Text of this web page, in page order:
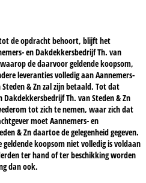
de opdracht behoort, blijft het
en Dakdekkersbedrijf Th. van
de daarvoor geldende koopsom,
leveranties volledig aan Aannemers-
& Zn zal zijn betaald. Tot dat
Th. van Steden & Zn
tot zich te nemen, waar zich dat
moet Aannemers- en
& Zn daartoe de gelegenheid gegeven.
koopsom niet volledig is voldaan
ter hand of ter beschikking worden
dan ook.